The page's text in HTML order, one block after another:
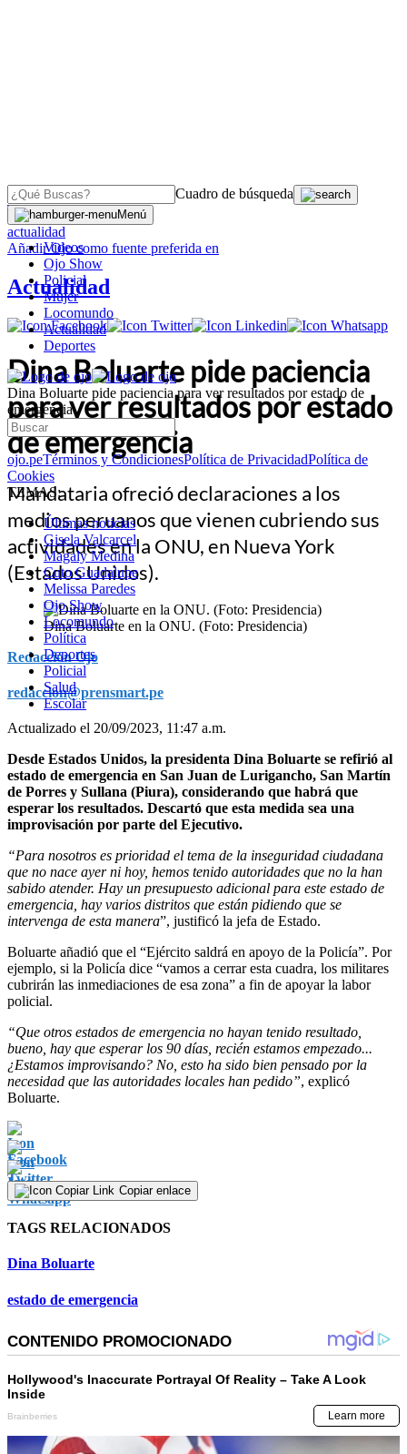
Cuadro de búsqueda
Menú
Videos
Ojo Show
Policial
Mujer
Locomundo
Actualidad
Deportes
Dina Boluarte pide paciencia para ver resultados por estado de
emergencia
ojo.peTérminos y CondicionesPolítica de PrivacidadPolítica de
Cookies
TEMAS:
Últimas noticias
Gisela Valcarcel
Magaly Medina
Cuto Guadalupe
Melissa Paredes
Ojo Show
Locomundo
Política
Deportes
Policial
Salud
Escolar
OJO
actualidad
AñadirOjocomo fuente preferida en
Actualidad
Dina Boluarte pide paciencia
para ver resultados por estado
de emergencia
Mandataria ofreció declaraciones a los
medios peruanos que vienen cubriendo sus
actividades en la ONU, en Nueva York
(Estados Unidos).
Dina Boluarte en la ONU. (Foto: Presidencia)
Redacción Ojo
redaccion@prensmart.pe
Actualizado el 20/09/2023, 11:47 a.m.
Desde Estados Unidos, la presidenta Dina Boluarte se refirió al
estado de emergencia en San Juan de Lurigancho, San Martín
de Porres y Sullana (Piura), considerando que habrá que
esperar los resultados. Descartó que esta medida sea una
improvisación por parte del Ejecutivo.
“Para nosotros es prioridad el tema de la inseguridad ciudadana
que no nace ayer ni hoy, hemos tenido autoridades que no la han
sabido atender. Hay un presupuesto adicional para este estado de
emergencia, hay varios distritos que están pidiendo que se
intervenga de esta manera”, justificó la jefa de Estado.
Boluarte añadió que el “Ejército saldrá en apoyo de la Policía”. Por
ejemplo, si la Policía dice “vamos a cerrar esta cuadra, los militares
cubrirán las inmediaciones de esa zona” a fin de apoyar la labor
policial.
“Que otros estados de emergencia no hayan tenido resultado,
bueno, hay que esperar los 90 días, recién estamos empezado...
¿Estamos improvisando? No, esto ha sido bien pensado por la
necesidad que las autoridades locales han pedido”, explicó
Boluarte.
Copiar enlace
TAGS RELACIONADOS
Dina Boluarte
estado de emergencia